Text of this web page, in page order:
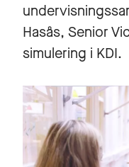
Hasås, Senior
simulering i KDI.